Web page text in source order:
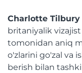
Charlotte
britaniyalik
tomonidan aniq
o'zlarini go'zal va
berish bilan